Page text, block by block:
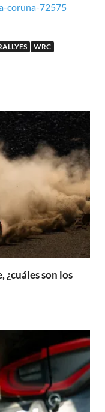
coruna-72575
WRC
¿cuáles son los